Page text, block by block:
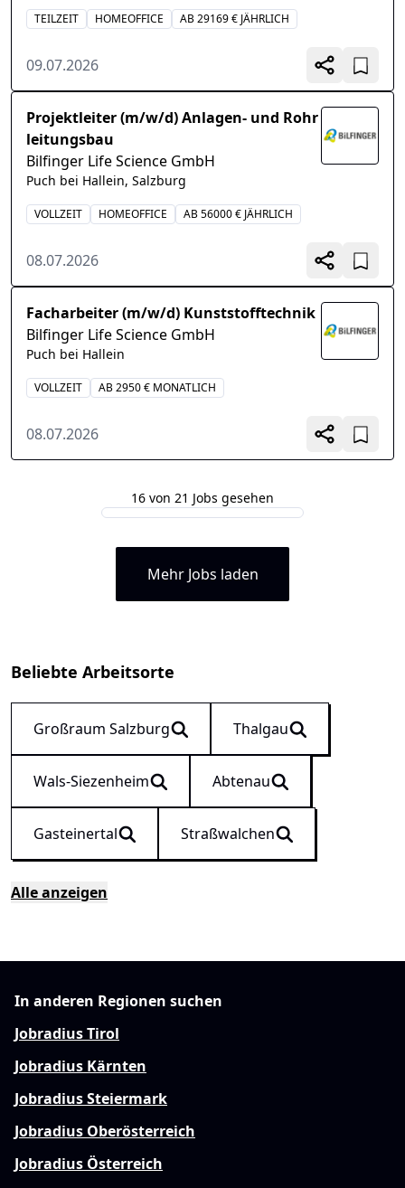
TEILZEIT HOMEOFFICE AB 29169 € JÄHRLICH
09.07.2026
Projektleiter (m/w/d) Anlagen- und Rohr
leitungsbau
Bilfinger Life Science GmbH
Puch bei Hallein, Salzburg
VOLLZEIT HOMEOFFICE AB 56000 € JÄHRLICH
08.07.2026
Facharbeiter (m/w/d) Kunststofftechnik
Bilfinger Life Science GmbH
Puch bei Hallein
VOLLZEIT AB 2950 € MONATLICH
08.07.2026
16 von 21 Jobs gesehen
Mehr Jobs laden
Beliebte Arbeitsorte
Großraum Salzburg Thalgau
Wals-Siezenheim Abtenau
Gasteinertal Straßwalchen
Alle anzeigen
In anderen Regionen suchen
Jobradius Tirol
Jobradius Kärnten
Jobradius Steiermark
Jobradius Oberösterreich
Jobradius Österreich